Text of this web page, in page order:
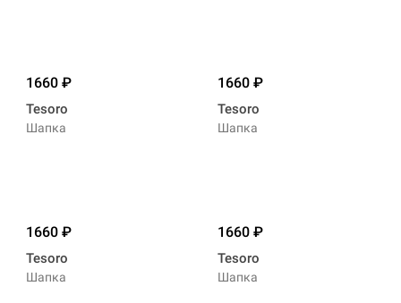
1660
Tesoro
Шапка
1660
Tesoro
Шапка
1660
Tesoro
Шапка
1660
Tesoro
Шапка